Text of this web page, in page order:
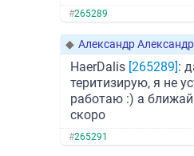
#265289
◆ Александр Александр
HaerDalis [265289]:
теритизирую, я не
работаю :) а
скоро
#265291